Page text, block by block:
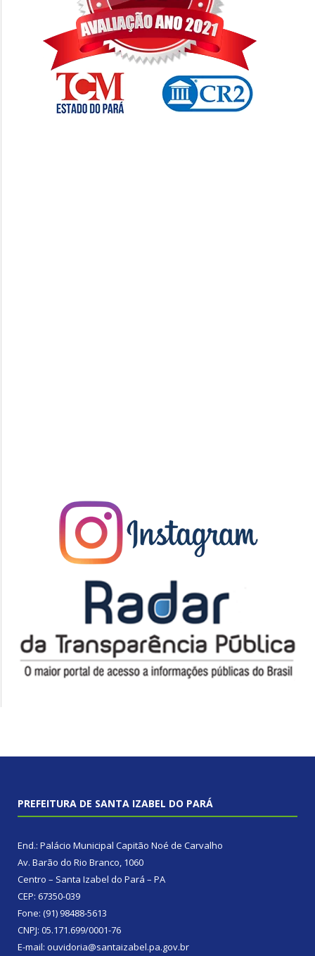
PREFEITURA DE SANTA IZABEL DO PARÁ
End.: Palácio Municipal Capitão Noé de Carvalho
Av. Barão do Rio Branco, 1060
Centro – Santa Izabel do Pará – PA
CEP: 67350-039
Fone: (91) 98488-5613
CNPJ: 05.171.699/0001-76
E-mail: ouvidoria@santaizabel.pa.gov.br